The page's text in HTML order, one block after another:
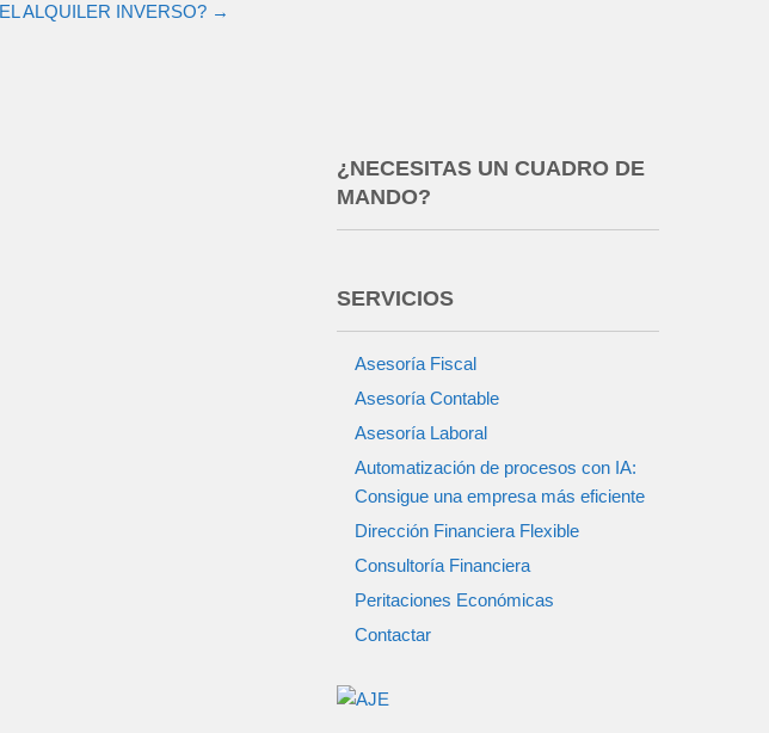
ALQUILER INVERSO? →
¿NECESITAS UN CUADRO DE
MANDO?
SERVICIOS
Asesoría Fiscal
Asesoría Contable
Asesoría Laboral
Automatización de procesos con IA:
Consigue una empresa más eficiente
Dirección Financiera Flexible
Consultoría Financiera
Peritaciones Económicas
Contactar